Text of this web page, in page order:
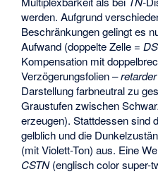
werden. Aufgrund
Beschränkungen gelingt es
Aufwand (doppelte Zelle =
Kompensation mit
Verzögerungsfolien –
Darstellung farbneutral zu
Graustufen zwischen
erzeugen). Stattdessen sind
gelblich und die
(mit Violett-Ton) aus. Eine
CSTN(englisch color super-